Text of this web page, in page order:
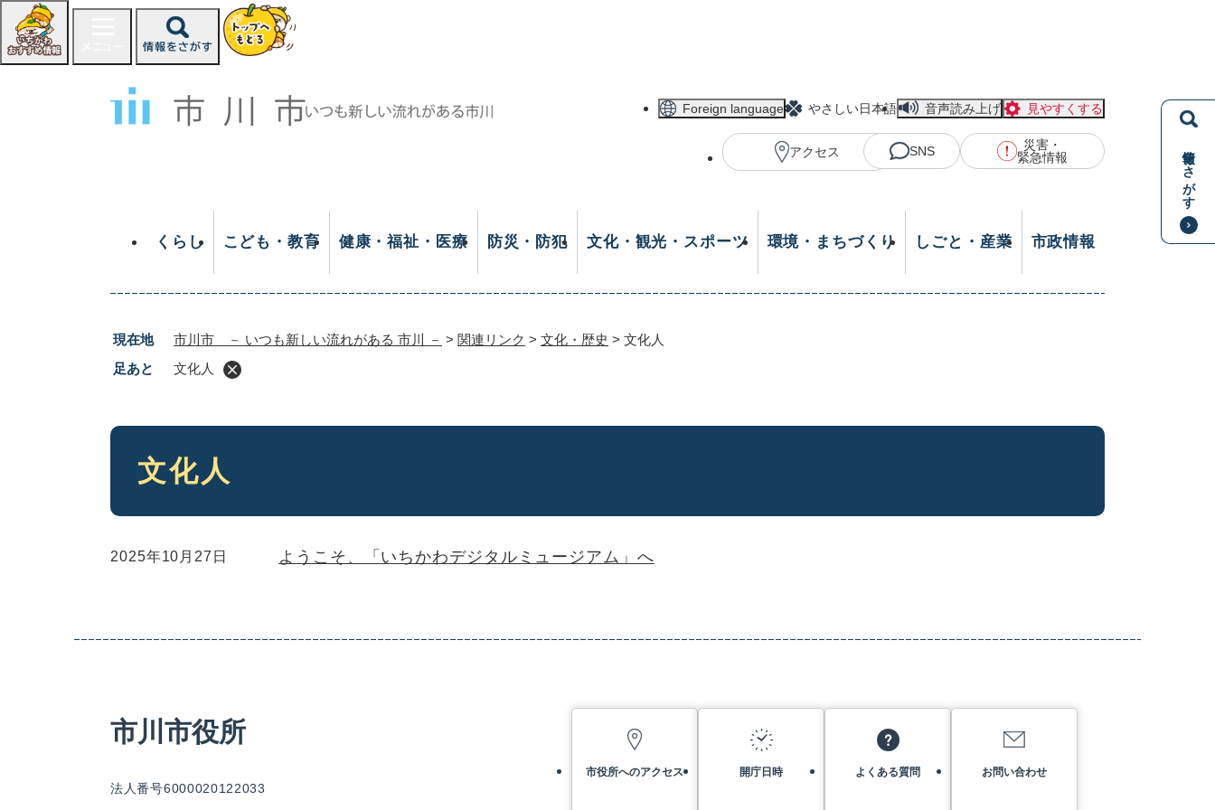
ジ
情報をさがす
Foreign language やさしい日本語 音声読み上げ 見やすくする
アクセス SNS
災害・
緊急情報
くらし こども・教育 健康・福祉・医療 防災・防犯 文化・観光・スポーツ 環境・まちづくり しごと・産業 市政情報
現在地 市川市 － いつも新しい流れがある 市川 － > 関連リンク > 文化・歴史 > 文化人
足あと
文化人
本
文化人
2025年10月27日 ようこそ、「いちかわデジタルミュージアム」へ
市川市役所
法人番号6000020122033
市役所へのアクセス 開庁日時 よくある質問 お問い合わせ